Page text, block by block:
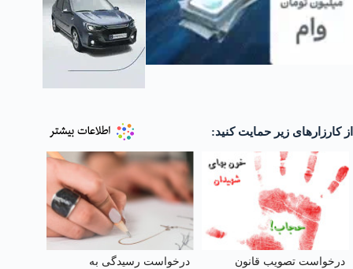
از کارزارهای زیر حمایت کنید:
درخواست تصویب قانون
درخواست رسیدگی به